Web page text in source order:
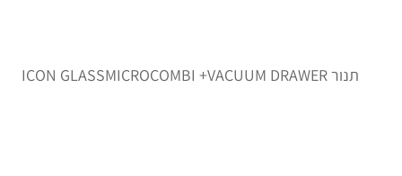
תנור ICON GLASSMICROCOMBI +VACUUM DRAWER